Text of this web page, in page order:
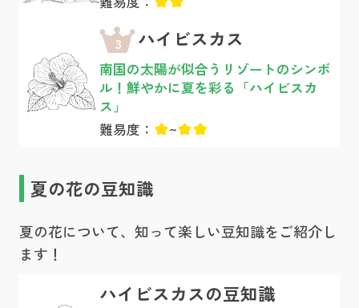
3 ハイビスカス
南国の太陽が似合うリゾートのシンボ
ル！鮮やかに夏を彩る「ハイビスカ
ス」
難易度：
~
夏の花の豆知識
夏の花について、知って楽しい豆知識をご紹介し
ます！
ハイビスカスの豆知識